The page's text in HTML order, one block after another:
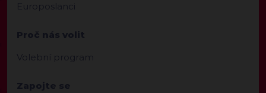
Europoslanci
Proč nás volit
Volební program
Zapojte se